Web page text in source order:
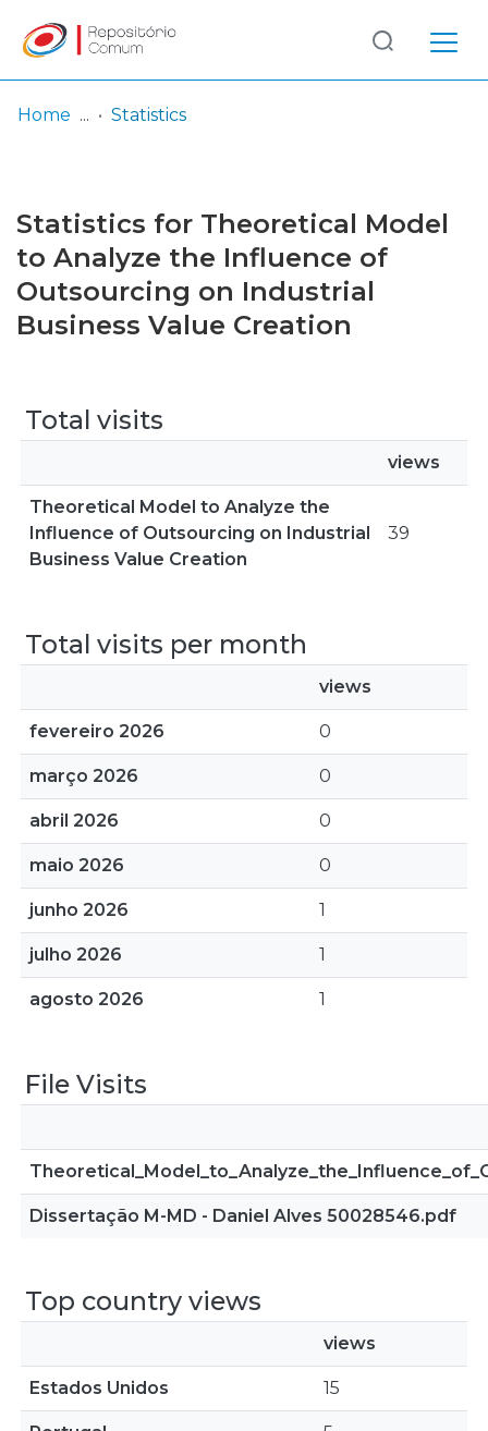
Browse repository
Entities
Log
In
(current)
Home Statistics
Statistics for Theoretical Model
to Analyze the Influence of
Outsourcing on Industrial
Business Value Creation
Total visits
views
Theoretical Model to Analyze the
Influence of Outsourcing on Industrial
Business Value Creation
39
Total visits per month
views
fevereiro 2026 0
março 2026 0
abril 2026 0
maio 2026 0
junho 2026 1
julho 2026 1
agosto 2026 1
File Visits
Dissertação M-MD - Daniel Alves 50028546.pdf
Top country views
views
Estados Unidos 15